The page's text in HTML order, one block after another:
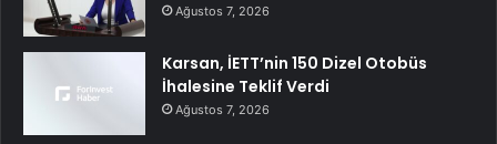
Ağustos 7, 2026
Karsan, İETT’nin 150 Dizel Otobüs
İhalesine Teklif Verdi
Ağustos 7, 2026